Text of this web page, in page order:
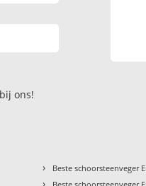
ons!
› Beste schoorsteenveger